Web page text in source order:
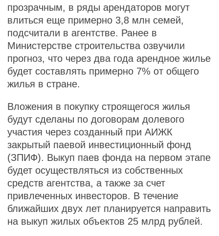
прозрачным, в ряды арендаторов могут
влиться еще примерно 3,8 млн семей,
подсчитали в агентстве. Ранее в
Министерстве строительства озвучили
прогноз, что через два года арендное жилье
будет составлять примерно 7% от общего
жилья в стране.
Вложения в покупку строящегося жилья
будут сделаны по договорам долевого
участия через созданный при АИЖК
закрытый паевой инвестиционный фонд
(ЗПИФ). Выкуп паев фонда на первом этапе
будет осуществляться из собственных
средств агентства, а также за счет
привлеченных инвесторов. В течение
ближайших двух лет планируется направить
на выкуп жилых объектов 25 млрд рублей.